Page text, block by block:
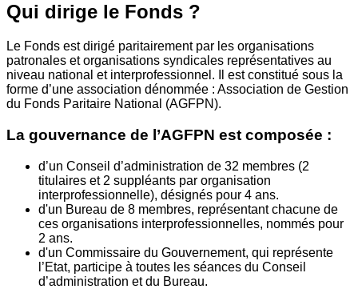
Qui dirige le Fonds ?
Le Fonds est dirigé paritairement par les organisations
patronales et organisations syndicales représentatives au
niveau national et interprofessionnel. Il est constitué sous la
forme d’une association dénommée : Association de Gestion
du Fonds Paritaire National (AGFPN).
La gouvernance de l’AGFPN est composée :
d’un Conseil d’administration de 32 membres (2
titulaires et 2 suppléants par organisation
interprofessionnelle), désignés pour 4 ans.
d'un Bureau de 8 membres, représentant chacune de
ces organisations interprofessionnelles, nommés pour
2 ans.
d'un Commissaire du Gouvernement, qui représente
l’Etat, participe à toutes les séances du Conseil
d’administration et du Bureau.